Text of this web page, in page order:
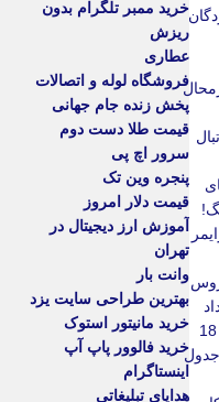
16 مرداد
1405؛ نرخ سکه پارسیان، طلای 18
خرید ممبر تلگرام بدون
ریزش
عطاری
فروشگاه لوله و اتصالات
پخش زنده جام جهانی
قیمت طلا دست دوم
سرور اچ پی
پنجره وین تک
قیمت دلار امروز
آموزش ارز دیجیتال در
تهران
وانت بار
بهترین طراحی سایت یزد
خرید مانیتور استوک
خرید فالوور پاپ آپ
اینستاگرام
هدایای تبلیغاتی